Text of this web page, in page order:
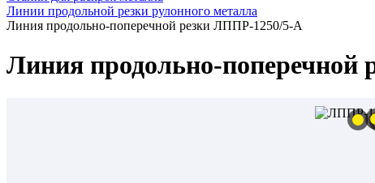
Линии продольной резки рулонного металла
Линия продольно-поперечной резки ЛППР-1250/5-А
Линия продольно-